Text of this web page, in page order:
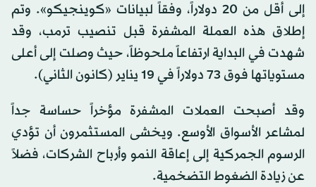
إلى أقل من 20 دولاراً، وفقاً لبيانات «كوينجيكو». وتم
إطلاق هذه العملة المشفرة قبل تنصيب ترمب، وقد
شهدت في البداية ارتفاعاً ملحوظاً، حيث وصلت إلى أعلى
مستوياتها فوق 73 دولاراً في 19 يناير (كانون الثاني).
وقد أصبحت العملات المشفرة مؤخراً حساسة جداً
لمشاعر الأسواق الأوسع. ويخشى المستثمرون أن تؤدي
الرسوم الجمركية إلى إعاقة النمو وأرباح الشركات، فضلاً
عن زيادة الضغوط التضخمية.